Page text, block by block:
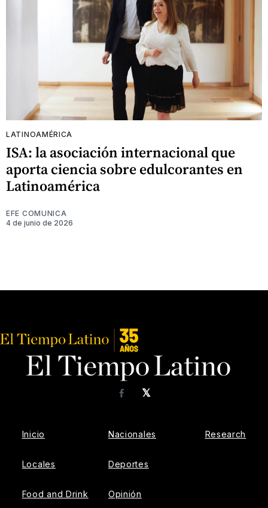
LATINOAMÉRICA
ISA: la asociación internacional que
aporta ciencia sobre edulcorantes en
Latinoamérica
EFE COMUNICA
4 de junio de 2026
𝕏
Facebook
Inicio
Locales
Food and Drink
Nacionales
Deportes
Opinión
Research